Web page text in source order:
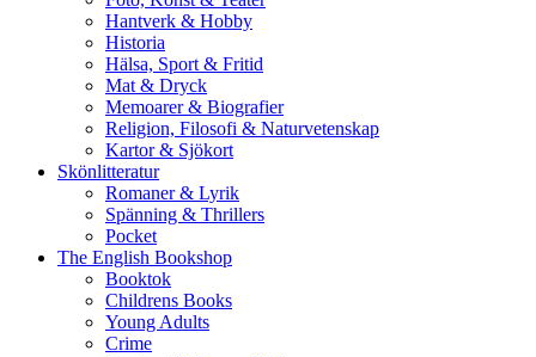
Hantverk & Hobby
Historia
Hälsa, Sport & Fritid
Mat & Dryck
Memoarer & Biografier
Religion, Filosofi & Naturvetenskap
Kartor & Sjökort
Skönlitteratur
Romaner & Lyrik
Spänning & Thrillers
Pocket
The English Bookshop
Booktok
Childrens Books
Young Adults
Crime